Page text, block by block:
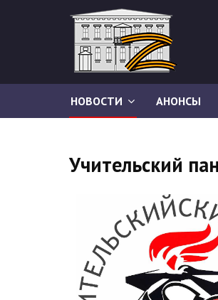
НОВОСТИ АНОНСЫ
Учительский